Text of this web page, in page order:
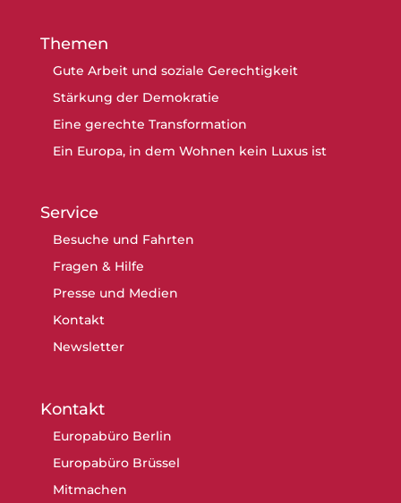
Themen
Gute Arbeit und soziale Gerechtigkeit
Stärkung der Demokratie
Eine gerechte Transformation
Ein Europa, in dem Wohnen kein Luxus ist
Service
Besuche und Fahrten
Fragen & Hilfe
Presse und Medien
Kontakt
Newsletter
Kontakt
Europabüro Berlin
Europabüro Brüssel
Mitmachen